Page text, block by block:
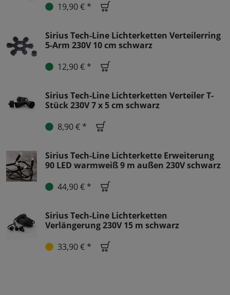
19,90 € *
Sirius Tech-Line Lichterketten Verteilerring
5-Arm 230V 10 cm schwarz
12,90 € *
Sirius Tech-Line Lichterketten Verteiler T-
Stück 230V 7 x 5 cm schwarz
8,90 € *
Sirius Tech-Line Lichterkette Erweiterung
90 LED warmweiß 9 m außen 230V schwarz
44,90 € *
Sirius Tech-Line Lichterketten
Verlängerung 230V 15 m schwarz
33,90 € *